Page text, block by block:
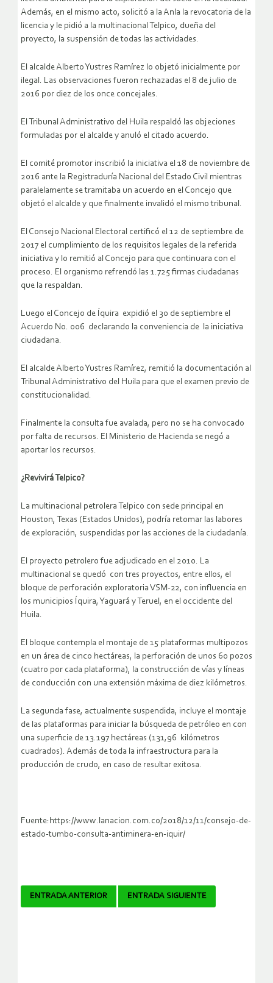
Además, en el mismo acto, solicitó a la Anla la revocatoria de la
licencia y le pidió a la multinacional Telpico, dueña del
proyecto, la suspensión de todas las actividades.
El alcalde Alberto Yustres Ramírez lo objetó inicialmente por
ilegal. Las observaciones fueron rechazadas el 8 de julio de
2016 por diez de los once concejales.
El Tribunal Administrativo del Huila respaldó las objeciones
formuladas por el alcalde y anuló el citado acuerdo.
El comité promotor inscribió la iniciativa el 18 de noviembre de
2016 ante la Registraduría Nacional del Estado Civil mientras
paralelamente se tramitaba un acuerdo en el Concejo que
objetó el alcalde y que finalmente invalidó el mismo tribunal.
El Consejo Nacional Electoral certificó el 12 de septiembre de
2017 el cumplimiento de los requisitos legales de la referida
iniciativa y lo remitió al Concejo para que continuara con el
proceso. El organismo refrendó las 1.725 firmas ciudadanas
que la respaldan.
Luego el Concejo de Íquira expidió el 30 de septiembre el
Acuerdo No. 006 declarando la conveniencia de la iniciativa
ciudadana.
El alcalde Alberto Yustres Ramírez, remitió la documentación al
Tribunal Administrativo del Huila para que el examen previo de
constitucionalidad.
Finalmente la consulta fue avalada, pero no se ha convocado
por falta de recursos. El Ministerio de Hacienda se negó a
aportar los recursos.
¿Revivirá Telpico?
La multinacional petrolera Telpico con sede principal en
Houston, Texas (Estados Unidos), podría retomar las labores
de exploración, suspendidas por las acciones de la ciudadanía.
El proyecto petrolero fue adjudicado en el 2010. La
multinacional se quedó con tres proyectos, entre ellos, el
bloque de perforación exploratoria VSM-22, con influencia en
los municipios Íquira, Yaguará y Teruel, en el occidente del
Huila.
El bloque contempla el montaje de 15 plataformas multipozos
en un área de cinco hectáreas, la perforación de unos 60 pozos
(cuatro por cada plataforma), la construcción de vías y líneas
de conducción con una extensión máxima de diez kilómetros.
La segunda fase, actualmente suspendida, incluye el montaje
de las plataformas para iniciar la búsqueda de petróleo en con
una superficie de 13.197 hectáreas (131,96 kilómetros
cuadrados). Además de toda la infraestructura para la
producción de crudo, en caso de resultar exitosa.
Fuente:https://www.lanacion.com.co/2018/12/11/consejo-de-
estado-tumbo-consulta-antiminera-en-iquir/
Navegador
ENTRADA ANTERIOR ENTRADA SIGUIENTE